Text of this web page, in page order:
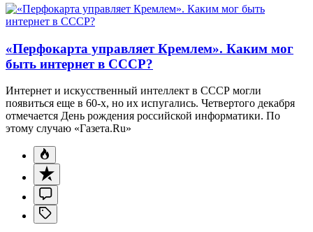
«Перфокарта управляет Кремлем». Каким мог
быть интернет в СССР?
Интернет и искусственный интеллект в СССР могли
появиться еще в 60-х, но их испугались. Четвертого декабря
отмечается День рождения российской информатики. По
этому случаю «Газета.Ru»